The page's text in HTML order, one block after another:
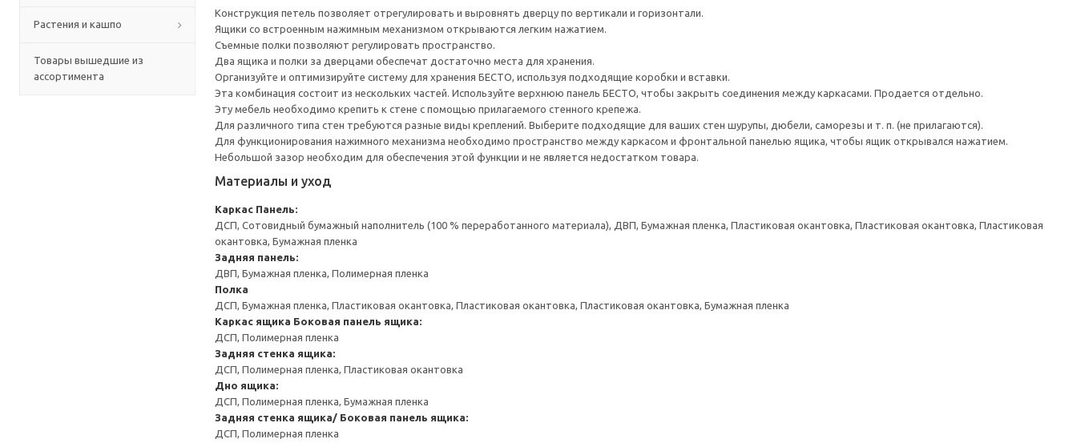
Растения и кашпо
Товары вышедшие из
ассортимента
Конструкция петель позволяет отрегулировать и выровнять дверцу по вертикали и горизонтали.
Ящики со встроенным нажимным механизмом открываются легким нажатием.
Съемные полки позволяют регулировать пространство.
Два ящика и полки за дверцами обеспечат достаточно места для хранения.
Организуйте и оптимизируйте систему для хранения БЕСТО, используя подходящие коробки и вставки.
Эта комбинация состоит из нескольких частей. Используйте верхнюю панель БЕСТО, чтобы закрыть соединения между каркасами. Продается отдельно.
Эту мебель необходимо крепить к стене с помощью прилагаемого стенного крепежа.
Для различного типа стен требуются разные виды креплений. Выберите подходящие для ваших стен шурупы, дюбели, саморезы и т. п. (не прилагаются).
Для функционирования нажимного механизма необходимо пространство между каркасом и фронтальной панелью ящика, чтобы ящик открывался нажатием.
Небольшой зазор необходим для обеспечения этой функции и не является недостатком товара.
Материалы и уход
Каркас Панель:
ДСП, Сотовидный бумажный наполнитель (100 % переработанного материала), ДВП, Бумажная пленка, Пластиковая окантовка, Пластиковая окантовка, Пластиковая
окантовка, Бумажная пленка
Задняя панель:
ДВП, Бумажная пленка, Полимерная пленка
Полка
ДСП, Бумажная пленка, Пластиковая окантовка, Пластиковая окантовка, Пластиковая окантовка, Бумажная пленка
Каркас ящика Боковая панель ящика:
ДСП, Полимерная пленка
Задняя стенка ящика:
ДСП, Полимерная пленка, Пластиковая окантовка
Дно ящика:
ДСП, Полимерная пленка, Бумажная пленка
Задняя стенка ящика/ Боковая панель ящика:
ДСП, Полимерная пленка